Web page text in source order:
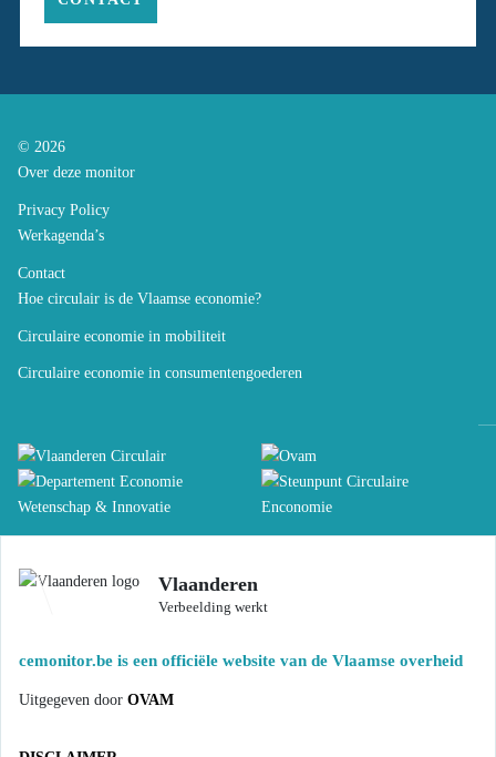
© 2026
Over deze monitor
Privacy Policy
Werkagenda’s
Contact
Hoe circulair is de Vlaamse economie?
Circulaire economie in mobiliteit
Circulaire economie in consumentengoederen
Vlaanderen
Verbeelding werkt
cemonitor.be is een officiële website van de Vlaamse overheid
Uitgegeven door OVAM